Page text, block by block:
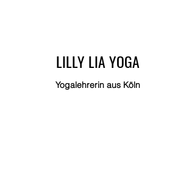
LILLY LIA YOGA
Yogalehrerin aus Köln